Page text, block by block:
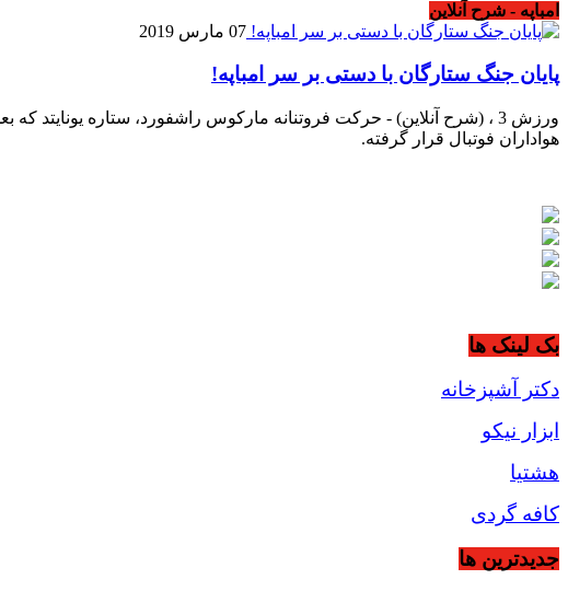
امباپه - شرح آنلاین
07 مارس 2019
پایان جنگ ستارگان با دستی بر سر امباپه!
ورزش 3 ، (شرح آنلاین) - حرکت فروتنانه مارکوس راشفورد، ستاره
هواداران فوتبال قرار گرفته.
بک لینک ها
دکتر آشپزخانه
ابزار نیکو
هشتیا
کافه گردی
جديدترين ها